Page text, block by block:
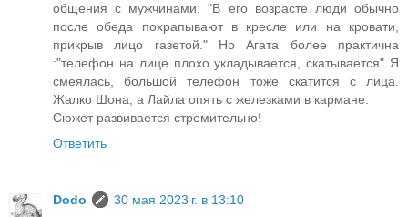
общения с мужчинами: "В его возрасте люди обычно
после обеда похрапывают в кресле или на кровати,
прикрыв лицо газетой." Но Агата более практична
:"телефон на лице плохо укладывается, скатывается" Я
смеялась, большой телефон тоже скатится с лица.
Жалко Шона, а Лайла опять с железками в кармане.
Сюжет развивается стремительно!
Ответить
Dodo
30 мая 2023 г. в 13:10